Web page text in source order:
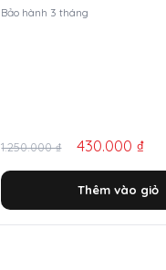
Bảo hành 3 tháng
1.250.000₫
Giá
gốc
430.000 ₫
Giá
hiện
Thêm vào giỏ